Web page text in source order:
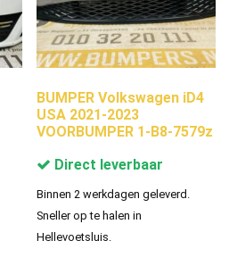
BUMPER Volkswagen iD4
USA 2021-2023
VOORBUMPER 1-B8-7579z
Direct leverbaar
Binnen 2 werkdagen geleverd.
Sneller op te halen in
Hellevoetsluis.